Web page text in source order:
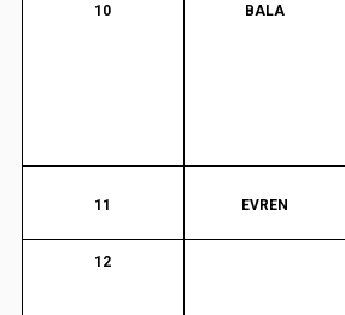
10 BALA
11 EVREN
12